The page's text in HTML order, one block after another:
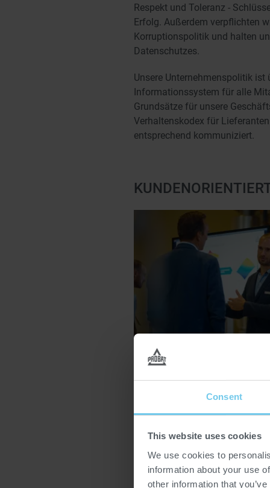
Consent
This website uses cookies
We use cookies to
information about your use
other information that
Respekt und Toleranz -
Erfolg. Außerdem verpflichten
Korruptionspolitik und halten
Datenschutzes.
Unsere Unternehmenspolitik ist
Informationssystem für alle
Grundsätze für unsere
Verhaltenskodex für
entsprechend kommuniziert.
INNOVATION FÜR
Die Strategie von PROBAT
Verständnis der